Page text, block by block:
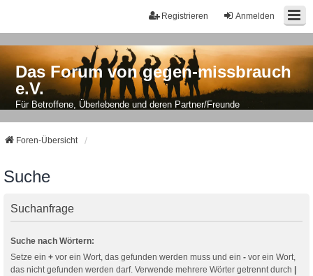
Anmelden
Registrieren
Das Forum von gegen-missbrauch
e.V.
Für Betroffene, Überlebende und deren Partner/Freunde
Foren-Übersicht
Suche
Suchanfrage
Suche nach Wörtern:
Setze ein + vor ein Wort, das gefunden werden muss und ein - vor ein Wort,
das nicht gefunden werden darf. Verwende mehrere Wörter getrennt durch |